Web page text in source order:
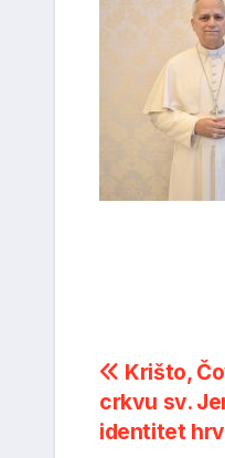
Post
Krišto,
crkvu sv.
identitet